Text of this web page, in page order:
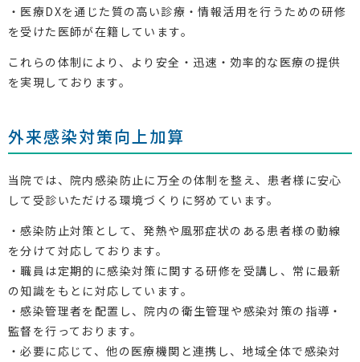
・医療DXを通じた質の高い診療・情報活用を行うための研修
を受けた医師が在籍しています。
これらの体制により、より安全・迅速・効率的な医療の提供
を実現しております。
外来感染対策向上加算
当院では、院内感染防止に万全の体制を整え、患者様に安心
して受診いただける環境づくりに努めています。
・感染防止対策として、発熱や風邪症状のある患者様の動線
を分けて対応しております。
・職員は定期的に感染対策に関する研修を受講し、常に最新
の知識をもとに対応しています。
・感染管理者を配置し、院内の衛生管理や感染対策の指導・
監督を行っております。
・必要に応じて、他の医療機関と連携し、地域全体で感染対